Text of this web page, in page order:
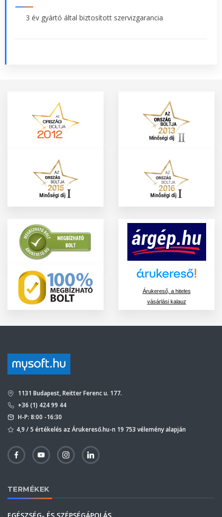
3 év gyártó által biztosított szervizgarancia
Árukereső, a hiteles
vásárlási kalauz
1131 Budapest, Reitter Ferenc u. 177.
+36 (1) 424 99 44
H-P: 8:00 -16:30
4,9 / 5 értékelés az Árukereső.hu-n 19 753 vélemény alapján
TERMÉKEK
EGÉSZSÉG- ÉS SZÉPSÉGÁPOLÁS